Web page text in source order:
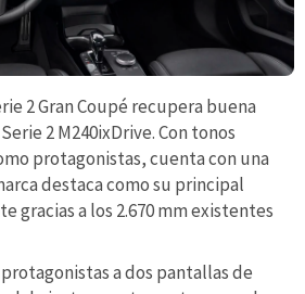
2 Gran Coupé recupera buena
2 M240ixDrive. Con tonos
protagonistas, cuenta con una
destaca como su principal
gracias a los 2.670 mm existentes
a dos pantallas de